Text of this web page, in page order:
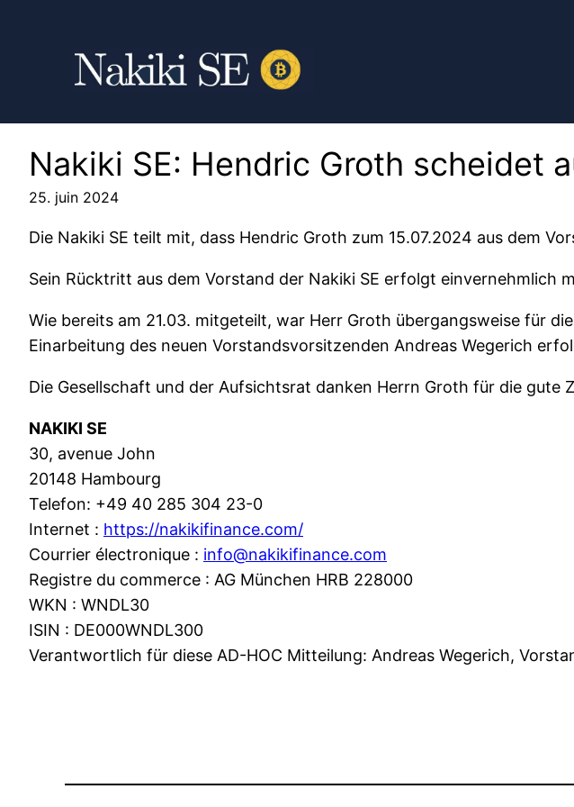
Nakiki SE: Hendric Groth scheidet
25. juin 2024
Die Nakiki SE teilt mit, dass Hendric Groth zum 15.07.2024 aus dem
Sein Rücktritt aus dem Vorstand der Nakiki SE erfolgt einvernehmlich
Wie bereits am 21.03. mitgeteilt, war Herr Groth übergangsweise für
Einarbeitung des neuen Vorstandsvorsitzenden Andreas Wegerich
Die Gesellschaft und der Aufsichtsrat danken Herrn Groth für die gute
NAKIKI SE
30, avenue John
20148 Hambourg
Telefon: +49 40 285 304 23-0
Internet : https://nakikifinance.com/
Courrier électronique : info@nakikifinance.com
Registre du commerce : AG München HRB 228000
WKN : WNDL30
ISIN : DE000WNDL300
Verantwortlich für diese AD-HOC Mitteilung: Andreas Wegerich,